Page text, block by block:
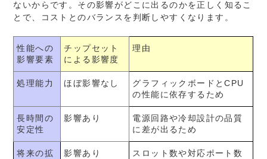
ないからです。その影響がどこに出るのかを正しく知るこ
とで、コストとのバランスを判断しやすくなります。
性能への
影響要素
チップセット
による影響度
理由
処理能力 ほぼ影響なし
グラフィックボードとCPU
の性能に依存するため
長時間の
安定性
影響あり
電源回路や冷却設計の品質
に差が出るため
将来の拡
影響あり
スロット数や対応ポート数